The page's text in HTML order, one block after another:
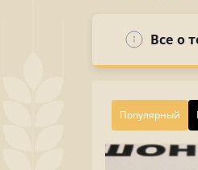
Все о
Популярный